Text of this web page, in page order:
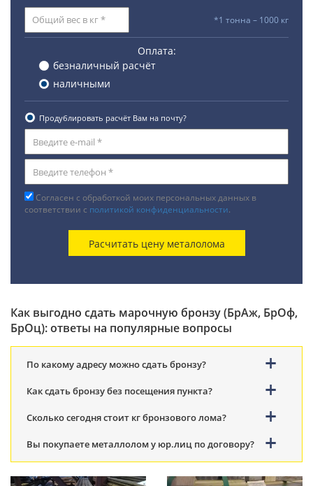
*1 тонна – 1000 кг
Оплата:
безналичный расчёт
наличными
Продублировать расчёт Вам на почту?
Согласен с обработкой моих персональных данных в
соответствии с политикой конфиденциальности.
Как выгодно сдать марочную бронзу (БрАж, БрОф,
БрОц): ответы на популярные вопросы
По какому адресу можно сдать бронзу?
Как сдать бронзу без посещения пункта?
Сколько сегодня стоит кг бронзового лома?
Вы покупаете металлолом у юр.лиц по договору?